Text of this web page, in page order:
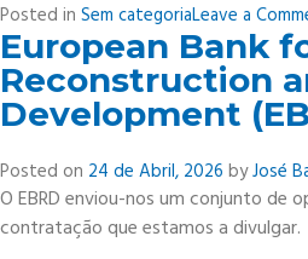
Posted in Sem categoriaLeave a
European Bank
Reconstruction
Development
Posted on 24 de Abril, 2026 byJosé
O EBRD enviou-nos um conjunto de
contratação que estamos a divulgar.